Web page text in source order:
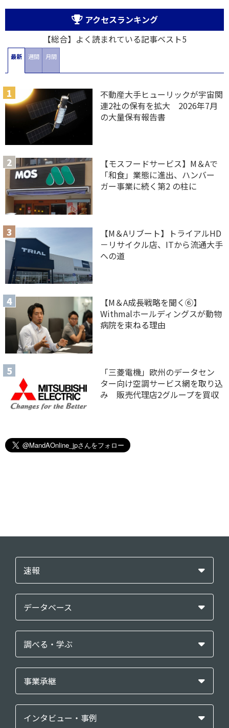
アクセスランキング
【総合】よく読まれている記事ベスト5
最新 週間 月間
不動産大手ヒューリックが宇宙関
連2社の保有を拡大 2026年7月
の大量保有報告書
【モスフードサービス】M＆Aで
「和食」業態に進出、ハンバー
ガー事業に続く第2 の柱に
【M＆Aリブート】トライアルHD
－リサイクル店、ITから流通大手
への道
【M＆A 成長戦略を聞く⑥】
Withmalホールディングスが動物
病院を束ねる理由
「三菱電機」欧州のデータセン
ター向け空調サービス網を取り込
み 販売代理店2グループを買収
速報
データベース
調べる・学ぶ
事業承継
インタビュー・事例